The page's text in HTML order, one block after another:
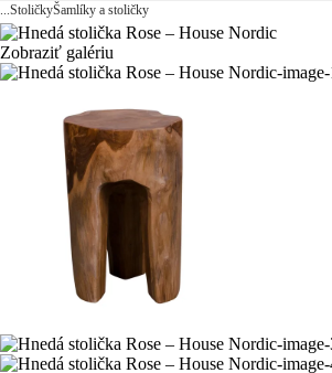
...StoličkyŠamlíky a stoličky
Zobraziť galériu